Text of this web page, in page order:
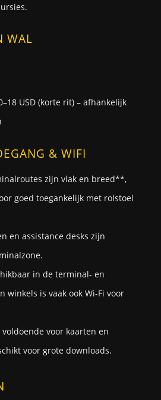
WAL
USD (korte rit) – afhankelijk
& WIFI
zijn vlak en breed**,
goed toegankelijk met rolstoel
en assistance desks zijn
in de terminal- en
winkels is vaak ook Wi-Fi voor
voor kaarten en
voor grote downloads.